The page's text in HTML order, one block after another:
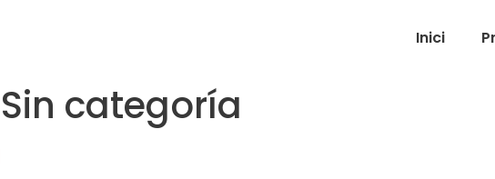
Inici
Sin categoría